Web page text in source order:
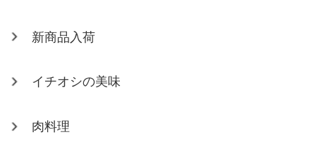
新商品入荷
イチオシの美味
肉料理